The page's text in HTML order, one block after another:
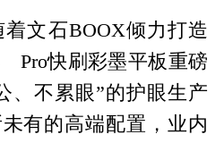
着文石BOOX倾力打造
Pro快刷彩墨平板重磅
、不累眼”的护眼生产
有的高端配置，业内